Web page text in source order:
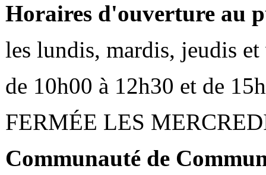
Horaires d'ouverture au
les lundis, mardis, jeudis et
de 10h00 à 12h30 et de
FERMÉE LES
Communauté de